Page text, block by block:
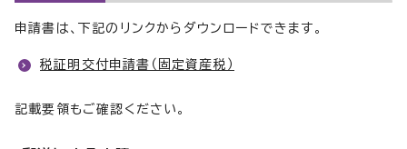
申請書は、下記のリンクからダウンロードできます。
税証明交付申請書（固定資産税）
記載要領もご確認ください。